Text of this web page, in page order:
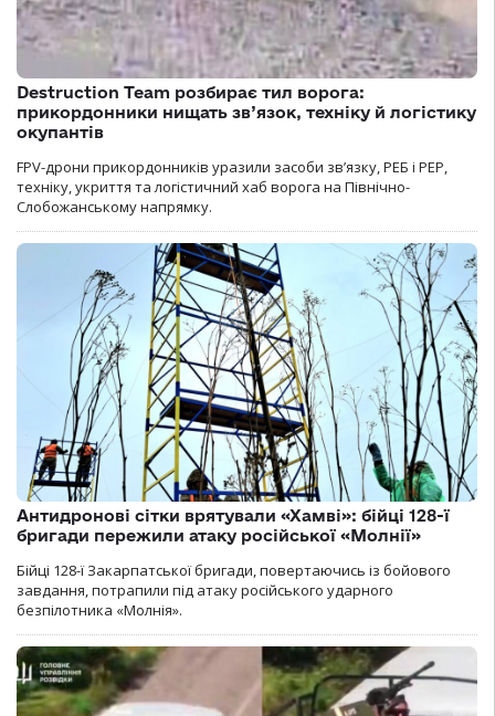
Destruction Team розбирає тил ворога:
прикордонники нищать зв’язок, техніку й логістику
окупантів
FPV-дрони прикордонників уразили засоби зв’язку, РЕБ і РЕР,
техніку, укриття та логістичний хаб ворога на Північно-
Слобожанському напрямку.
Антидронові сітки врятували «Хамві»: бійці 128-ї
бригади пережили атаку російської «Молнії»
Бійці 128-ї Закарпатської бригади, повертаючись із бойового
завдання, потрапили під атаку російського ударного
безпілотника «Молнія».